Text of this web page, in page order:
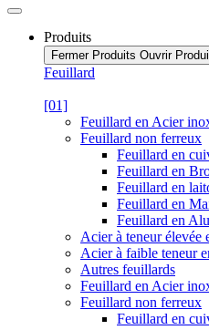
Produits
Fermer Produits Ouvrir
Feuillard
[01]
Feuillard en Acier
Feuillard non ferreux
Feuillard en
Feuillard en
Feuillard en
Feuillard en
Feuillard en
Acier à teneur élevée
Acier à faible teneur
Autres feuillards
Feuillard en Acier
Feuillard non ferreux
Feuillard en